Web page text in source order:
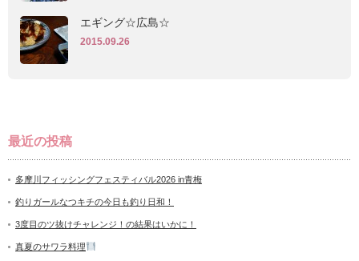
エギング☆広島☆
2015.09.26
最近の投稿
多摩川フィッシングフェスティバル2026 in青梅
釣りガールなつキチの今日も釣り日和！
3度目のツ抜けチャレンジ！の結果はいかに！
真夏のサワラ料理